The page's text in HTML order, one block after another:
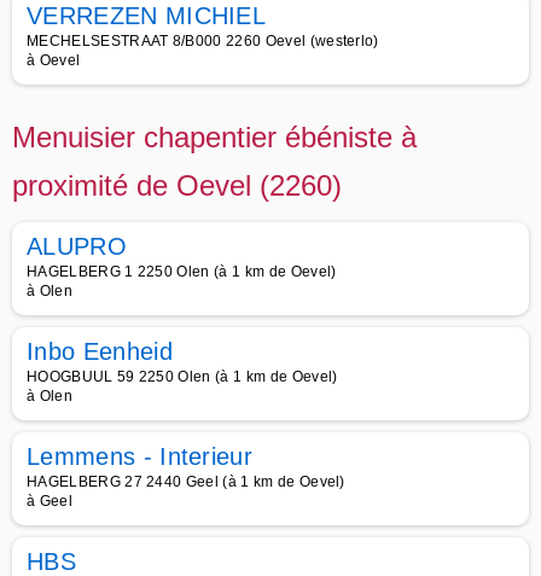
VERREZEN MICHIEL
MECHELSESTRAAT 8/B000 2260 Oevel (westerlo)
à Oevel
Menuisier chapentier ébéniste à
proximité de Oevel (2260)
ALUPRO
HAGELBERG 1 2250 Olen (à 1 km de Oevel)
à Olen
Inbo Eenheid
HOOGBUUL 59 2250 Olen (à 1 km de Oevel)
à Olen
Lemmens - Interieur
HAGELBERG 27 2440 Geel (à 1 km de Oevel)
à Geel
HBS